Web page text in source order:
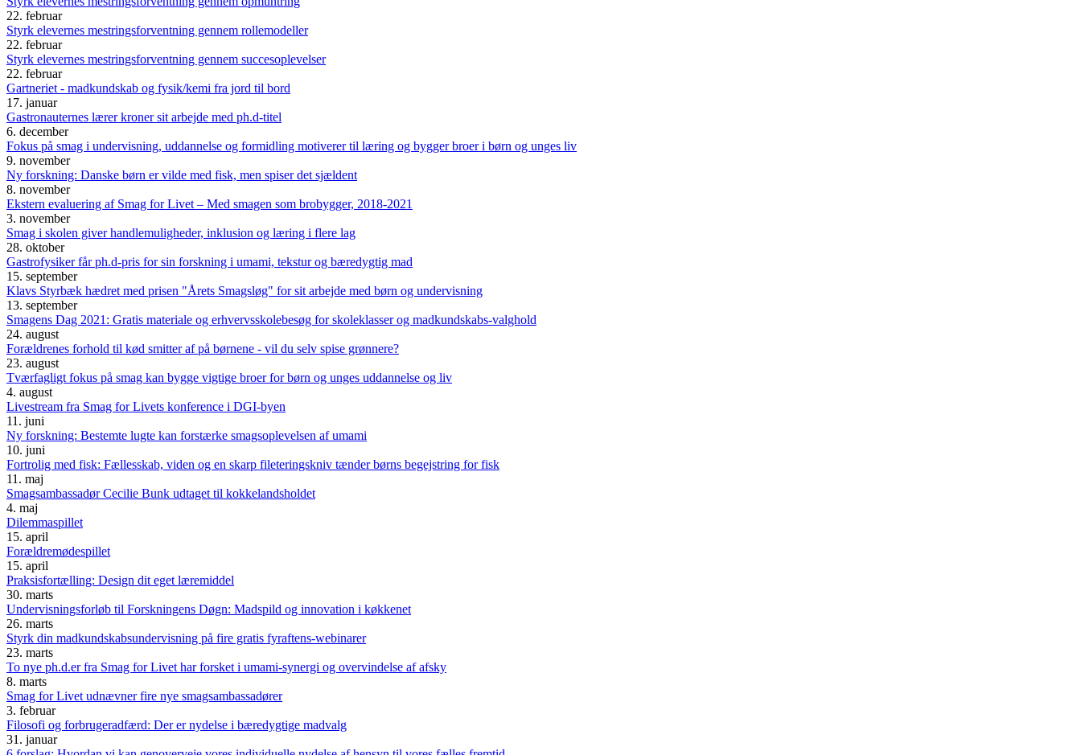
22. februar
Styrk elevernes mestringsforventning gennem rollemodeller
22. februar
Styrk elevernes mestringsforventning gennem succesoplevelser
22. februar
Gartneriet - madkundskab og fysik/kemi fra jord til bord
17. januar
Gastronauternes lærer kroner sit arbejde med ph.d-titel
6. december
Fokus på smag i undervisning, uddannelse og formidling motiverer til læring og bygger broer i børn og unges liv
9. november
Ny forskning: Danske børn er vilde med fisk, men spiser det sjældent
8. november
Ekstern evaluering af Smag for Livet – Med smagen som brobygger, 2018-2021
3. november
Smag i skolen giver handlemuligheder, inklusion og læring i flere lag
28. oktober
Gastrofysiker får ph.d-pris for sin forskning i umami, tekstur og bæredygtig mad
15. september
Klavs Styrbæk hædret med prisen "Årets Smagsløg" for sit arbejde med børn og undervisning
13. september
Smagens Dag 2021: Gratis materiale og erhvervsskolebesøg for skoleklasser og madkundskabs-valghold
24. august
Forældrenes forhold til kød smitter af på børnene - vil du selv spise grønnere?
23. august
Tværfagligt fokus på smag kan bygge vigtige broer for børn og unges uddannelse og liv
4. august
Livestream fra Smag for Livets konference i DGI-byen
11. juni
Ny forskning: Bestemte lugte kan forstærke smagsoplevelsen af umami
10. juni
Fortrolig med fisk: Fællesskab, viden og en skarp fileteringskniv tænder børns begejstring for fisk
11. maj
Smagsambassadør Cecilie Bunk udtaget til kokkelandsholdet
4. maj
Dilemmaspillet
15. april
Forældremødespillet
15. april
Praksisfortælling: Design dit eget læremiddel
30. marts
Undervisningsforløb til Forskningens Døgn: Madspild og innovation i køkkenet
26. marts
Styrk din madkundskabsundervisning på fire gratis fyraftens-webinarer
23. marts
To nye ph.d.er fra Smag for Livet har forsket i umami-synergi og overvindelse af afsky
8. marts
Smag for Livet udnævner fire nye smagsambassadører
3. februar
Filosofi og forbrugeradfærd: Der er nydelse i bæredygtige madvalg
31. januar